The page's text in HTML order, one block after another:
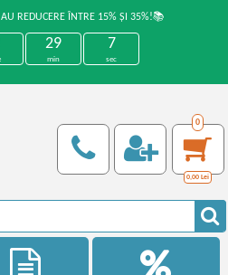
REDUCERE ÎNTRE 15% ȘI 35%!📚
29
min
7
sec
0
0,00 Lei